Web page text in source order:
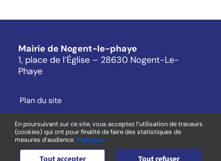
Mairie de Nogent-le-phaye
1, place de l’Église – 28630 Nogent-Le-
Phaye
Plan du site
Cookies
Contact
En poursuivant sur ce site, vous acceptez l’utilisation de traceurs
(cookies) qui ont pour finalité de faire des statistiques de
mesures d’audience. Réglages